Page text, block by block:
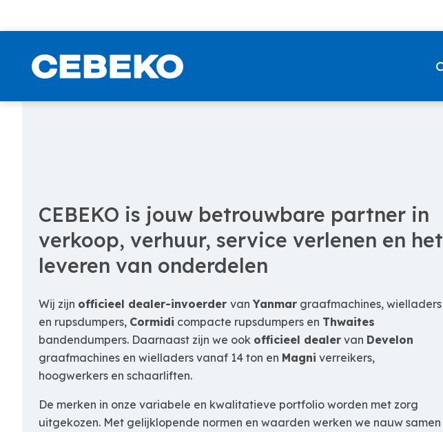
CEBEKO is jouw betrouwbare partner in
verkoop, verhuur, service verlenen en het
leveren van onderdelen
Wij zijn officieel dealer-invoerder van Yanmar graafmachines, wielladers
en rupsdumpers, Cormidi compacte rupsdumpers en Thwaites
bandendumpers. Daarnaast zijn we ook officieel dealer van Develon
graafmachines en wielladers vanaf 14 ton en Magni verreikers,
hoogwerkers en schaarliften.
De merken in onze variabele en kwalitatieve portfolio worden met zorg
uitgekozen. Met gelijklopende normen en waarden werken we nauw samen